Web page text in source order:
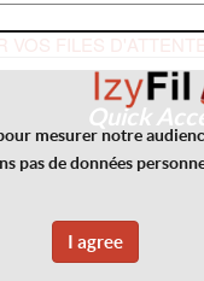
FILES
Quick
mesurer notre
pas de données
I agree